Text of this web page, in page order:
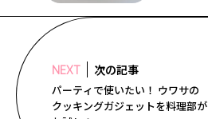
NEXT 次の記事
パーティで使いたい！ ウワサの
クッキングガジェットを料理部が